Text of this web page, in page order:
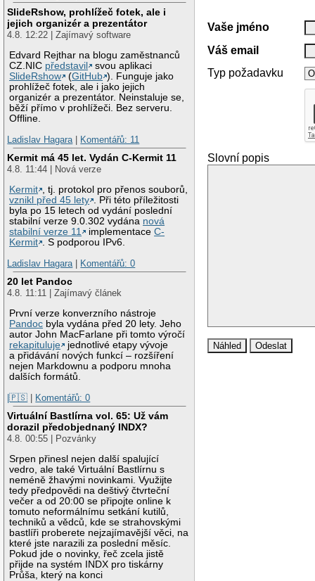
SlideRshow, prohlížeč fotek, ale i
jejich organizér a prezentátor
4.8. 12:22 | Zajímavý software
Edvard Rejthar na blogu zaměstnanců
CZ.NIC představil
svou aplikaci
SlideRshow
(GitHub ). Funguje jako
prohlížeč fotek, ale i jako jejich
organizér a prezentátor. Neinstaluje se,
běží přímo v prohlížeči. Bez serveru.
Offline.
Ladislav Hagara | Komentářů: 11
Kermit má 45 let. Vydán C-Kermit 11
4.8. 11:44 | Nová verze
Kermit , tj. protokol pro přenos souborů,
vznikl před 45 lety . Při této příležitosti
byla po 15 letech od vydání poslední
stabilní verze 9.0.302 vydána nová
stabilní verze 11
implementaceC-
Kermit . S podporou IPv6.
Ladislav Hagara | Komentářů: 0
20 let Pandoc
4.8. 11:11 | Zajímavý článek
První verze konverzního nástroje
Pandoc byla vydána před 20 lety. Jeho
autor John MacFarlane při tomto výročí
rekapituluje
jednotlivé etapy vývoje
a přidávání nových funkcí – rozšíření
nejen Markdownu a podporu mnoha
dalších formátů.
|🇵🇸 | Komentářů: 0
Virtuální Bastlírna vol. 65: Už vám
dorazil předobjednaný INDX?
4.8. 00:55 | Pozvánky
Srpen přinesl nejen další spalující
vedro, ale také Virtuální Bastlírnu s
neméně žhavými novinkami. Využijte
tedy předpovědi na deštivý čtvrteční
večer a od 20:00 se připojte online k
tomuto neformálnímu setkání kutilů,
techniků a vědců, kde se strahovskými
bastlíři proberete nejzajímavější věci, na
které jste narazili za poslední měsíc.
Pokud jde o novinky, řeč zcela jistě
přijde na systém INDX pro tiskárny
Průša, který na konci
Vaše jméno
Váš email
Typ požadavku
Slovní popis